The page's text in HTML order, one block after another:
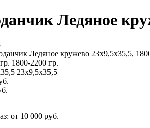
Ледяное
1800-2200 гр.
23х9,5х35,5
от 10 000 руб.